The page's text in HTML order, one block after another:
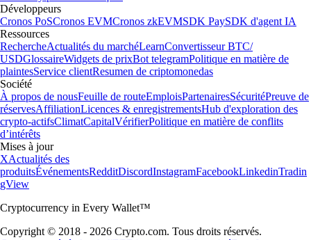
Développeurs
Cronos PoSCronos EVMCronos zkEVMSDK PaySDK d'agent IA
Ressources
RechercheActualités du marchéLearnConvertisseur BTC/
USDGlossaireWidgets de prixBot telegramPolitique en matière de
plaintesService clientResumen de criptomonedas
Société
À propos de nousFeuille de routeEmploisPartenairesSécuritéPreuve de
réservesAffiliationLicences & enregistrementsHub d'exploration des
crypto-actifsClimatCapitalVérifierPolitique en matière de conflits
d’intérêts
Mises à jour
XActualités des
produitsÉvénementsRedditDiscordInstagramFacebookLinkedinTradin
gView
Cryptocurrency in Every Wallet™
Copyright © 2018 - 2026 Crypto.com. Tous droits réservés.